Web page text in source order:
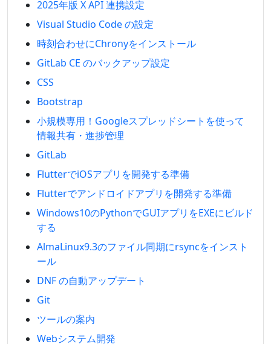
2025年版 X API 連携設定
Visual Studio Code の設定
時刻合わせにChronyをインストール
GitLab CE のバックアップ設定
CSS
Bootstrap
小規模専用！Googleスプレッドシートを使って
情報共有・進捗管理
GitLab
FlutterでiOSアプリを開発する準備
Flutterでアンドロイドアプリを開発する準備
Windows10のPythonでGUIアプリをEXEにビルド
する
AlmaLinux9.3のファイル同期にrsyncをインスト
ール
DNF の自動アップデート
Git
ツールの案内
Webシステム開発